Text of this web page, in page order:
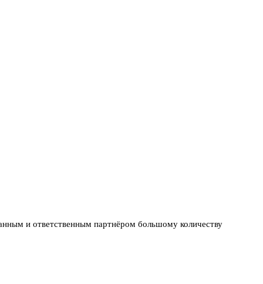
и ответственным партнёром большому количеству